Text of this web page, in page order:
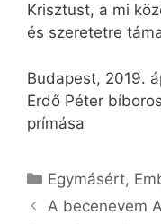
Krisztust, a mi
és szeretetre
Budapest, 2019.
Erdő Péter
prímása
Kategória
Egymásért,
A becenevem